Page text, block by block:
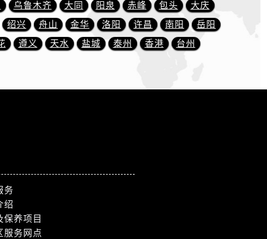
乌鲁木齐 大同 阳泉 赤峰 包头
大庆
绍兴 舟山 金华 洛阳 许昌 南阳
岳阳
遵义 天水 盐城 泰州 香港 台州
务
绍
保养项目
服务网点